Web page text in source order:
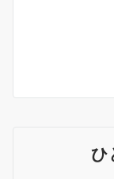
ひ